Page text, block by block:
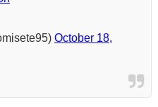
October 18,